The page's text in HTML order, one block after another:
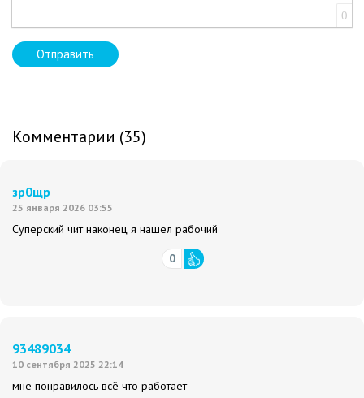
0
Отправить
Комментарии (35)
зр0щр
25 января 2026 03:55
Суперский чит наконец я нашел рабочий
0
93489034
10 сентября 2025 22:14
мне понравилось всё что работает